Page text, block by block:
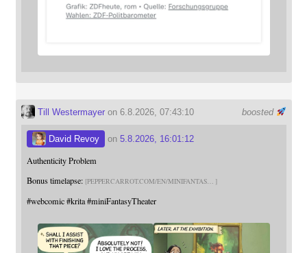
boosted
Till Westermayeron 6.8.2026, 07:43:10
David Revoy on 5.8.2026, 16:01:12
Authenticity Problem
Bonus timelapse: PEPPERCARROT.COM/EN/MINIFANTAS
#webcomic #krita #miniFantasyTheater